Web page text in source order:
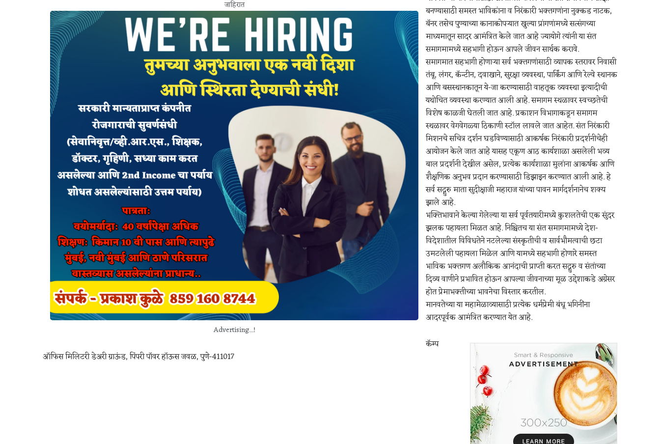
जाहिरात
Advertising...!
बनण्यासाठी समस्त भाविकांना व निरंकारी भक्तगणांना नुक्कड नाटक,
बॅनर तसेच पुण्याच्या कानाकोपऱ्यात खुल्या प्रांगणांमध्ये सत्संगच्या
माध्यमातून सादर आमंत्रित केले जात आहे ज्यायोगे त्यांनी या संत
समागमामध्ये सहभागी होऊन आपले जीवन सार्थक करावे.
समागमात सहभागी होणाऱ्या सर्व भक्तगणांसाठी व्यापक स्तरावर निवासी
तंबू, लंगर, कॅन्टीन, दवाखाने, सुरक्षा व्यवस्था, पार्किंग आणि रेल्वे स्थानक
आणि बसस्थानकातून ये-जा करण्यासाठी वाहतूक व्यवस्था इत्यादीची
यथोचित व्यवस्था करण्यात आली आहे. समागम स्थळावर स्वच्छतेची
विशेष काळजी घेतली जात आहे. प्रकाशन विभागाकडून समागम
स्थळावर वेगवेगळ्या ठिकाणी स्टॉल लावले जात आहेत. संत निरंकारी
मिशनचे सचित्र दर्शन घडविण्यासाठी आकर्षक निरंकारी प्रदर्शनीचेही
आयोजन केले जात आहे यासह एकूण आठ कार्यशाळा असलेली भव्य
बाल प्रदर्शनी देखील असेल, प्रत्येक कार्यशाळा मुलांना आकर्षक आणि
शैक्षणिक अनुभव प्रदान करण्यासाठी डिझाइन करण्यात आली आहे. हे
सर्व सद्गुरु माता सुदीक्षाजी महाराज यांच्या पावन मार्गदर्शनानेच शक्य
झाले आहे.
भक्तिभावाने केल्या गेलेल्या या सर्व पूर्वतयारीमध्ये कुशलतेची एक सुंदर
झलक पहायला मिळत आहे. निश्चितच या संत समागमामध्ये देश-
विदेशातील विविधतेने नटलेल्या संस्कृतीची व सार्वभौमत्वाची छटा
उमटलेली पहायला मिळेल आणि यामध्ये सहभागी होणारे समस्त
भाविक भक्तगण अलौकिक आनंदाची प्राप्ती करत सद्गुरु व संतांच्या
दिव्य वाणीने प्रभावित होऊन आपल्या जीवनाच्या मूळ उद्देशाकडे अग्रेसर
होत प्रेमाभक्तीच्या भावनेचा विस्तार करतील.
मानवतेच्या या महामेळाव्यासाठी प्रत्येक धर्मप्रेमी बंधू भगिनींना
आदरपूर्वक आमंत्रित करण्यात येत आहे.
कॅम्प
ऑफिस मिलिटरी डेअरी ग्राऊंड, पिंपरी पॉवर हॉऊस जवळ, पुणे-411017